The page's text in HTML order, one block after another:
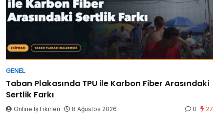
GENEL
Taban Plakasında TPU ile Karbon Fiber Arasındaki
Sertlik Farkı
Online İş Fikirleri 8 Ağustos 2026 0 27